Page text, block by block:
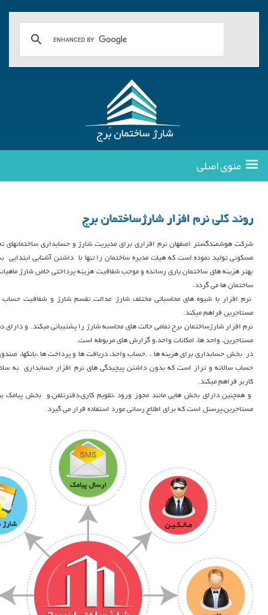
منوی اصلی
روند کلی نرم افزار شارژساختمان برج
شرکت هوشمندگستر اصفهان نرم افزاری برای مدیریت شارژ و حسابداری ساختمانهای
مسکونی تولید نموده است که هیات مدیره ساختمان را تنها با داشتن آشنایی ابتدایی
بهتر هزینه های ساختمان یاری رسانده و موجب شفافیت هزینه پرداختی خاص شارژ
ساختمان ها می گردد.
نرم افزار با شیوه های محاسباتی مختلف شارژ عدالت تقسم شارژ و شفافیت حساب
مستاجرین فراهم میکند.
نرم افزار شارژساختمان برج تمامی حالت های محاسبه شارژ را پشتیبانی میکند. و دارای
مستاجرین، واحد ها، امکانات واحد،و گزارش های مربوطه است.
در بخش حسابداری برای هزینه ها ، .حساب واحد، دریافت ها و پرداخت ها ،بانکها،
حساب سالانه و تراز است که بدون داشتن پیچیدگی های نرم افزار حسابداری به
کاربر فراهم میکند.
و همچنین دارای بخش هایی مانند مجوز ورود ،تقویم کاری،دفترتلفن،و بخش پیامک
مستاجرین،پرسنل است که برای اطلاع رسانی مورد استفاده قرار می گیرد.